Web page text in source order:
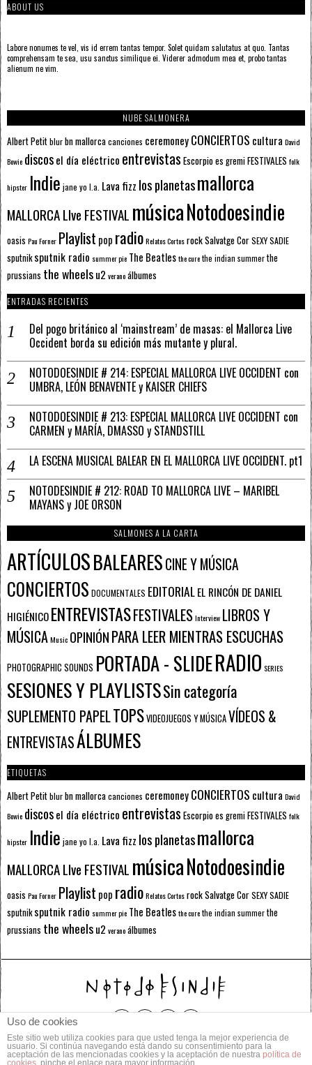
ABOUT US
Labore nonumes te vel, vis id errem tantas tempor. Solet quidam salutatus at quo. Tantas
comprehensam te sea, usu sanctus similique ei. Viderer admodum mea et, probo tantas
alienum ne vim.
NUBE SALMONERA
Albert Petitblurbn mallorcacanciones ceremoneyCONCIERTOS cultura David
Bowie discosel día eléctrico entrevistas Escorpioes gremiFESTIVALES folk
hipster Indie jane yo l.a. Lava fizz los planetasmallorca
MALLORCA LIve FESTIVAL músicaNotodoesindie
oasis Pau Forner Playlist pop radioRelatos CortosrockSalvatge CorSEXY SADIE
sputnik sputnik radio summer pie The Beatlesthe curethe indian summerthe
prussians the wheelsu2 veranoálbumes
ENTRADAS RECIENTES
Del pogo británico al ‘mainstream’ de masas: el Mallorca Live
Occident borda su edición más mutante y plural.
NOTODOESINDIE # 214: ESPECIAL MALLORCA LIVE OCCIDENT con
UMBRA, LEÓN BENAVENTE y KAISER CHIEFS
NOTODOESINDIE # 213: ESPECIAL MALLORCA LIVE OCCIDENT con
CARMEN y MARÍA, DMASSO y STANDSTILL
LA ESCENA MUSICAL BALEAR EN EL MALLORCA LIVE OCCIDENT. pt1
NOTODESINDIE # 212: ROAD TO MALLORCA LIVE – MARIBEL
MAYANS y JOE ORSON
SALMONES A LA CARTA
ARTÍCULOSBALEARESCINE Y MÚSICA
CONCIERTOS DOCUMENTALES EDITORIALEL RINCÓN DE DANIEL
HIGIÉNICOENTREVISTASFESTIVALESInterview LIBROS Y
MÚSICAMusic OPINIÓNPARA LEER MIENTRAS ESCUCHAS
PHOTOGRAPHIC SOUNDS PORTADA - SLIDERADIO SERIES
SESIONES Y PLAYLISTSSin categoría
SUPLEMENTO PAPELTOPSVIDEOJUEGOS Y MÚSICAVÍDEOS &
ENTREVISTASÁLBUMES
ETIQUETAS
Albert Petitblurbn mallorcacanciones ceremoneyCONCIERTOS cultura David
Bowie discosel día eléctrico entrevistas Escorpioes gremiFESTIVALES folk
hipster Indie jane yo l.a. Lava fizz los planetasmallorca
MALLORCA LIve FESTIVAL músicaNotodoesindie
oasis Pau Forner Playlist pop radioRelatos CortosrockSalvatge CorSEXY SADIE
sputnik sputnik radio summer pie The Beatlesthe curethe indian summerthe
prussians the wheelsu2 veranoálbumes
© 2014 Todos los derechos reservados.
Uso de cookies
Este sitio web utiliza cookies para que usted tenga la mejor experiencia de
usuario. Si continúa navegando está dando su consentimiento para la
aceptación de las mencionadas cookies y la aceptación de nuestra política de
cookies , pinche el enlace para mayor información.